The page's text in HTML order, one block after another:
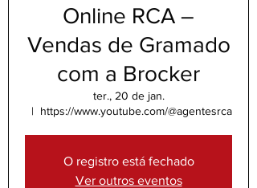
Online RCA –
Vendas de Gramado
com a Brocker
ter., 20 de jan.
  |
https://www.youtube.com/@agentesrca
O registro está fechado
Ver outros eventos